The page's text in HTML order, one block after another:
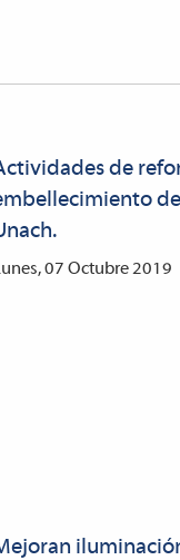
de
07 Octubre 2019